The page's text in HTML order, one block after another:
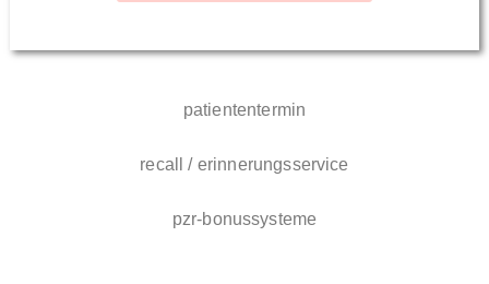
patiententermin
recall / erinnerungsservice
pzr-bonussysteme